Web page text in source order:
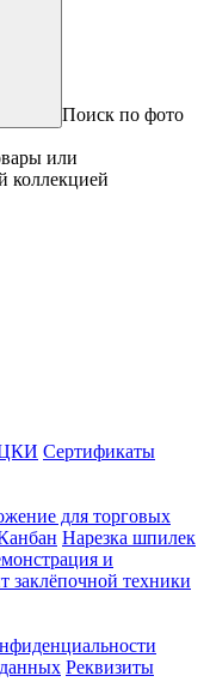
Поиск по фото
или
коллекцией
ЦКИ Сертификаты
для торговых
Нарезка шпилек
и
заклёпочной техники
Реквизиты